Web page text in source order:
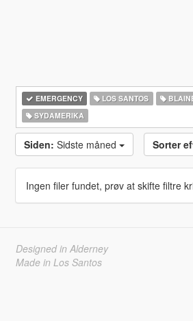
EMERGENCY LOS SANTOS
SYDAMERIKA
Siden: Sidste måned Sorter
Ingen filer fundet, prøv at skifte filtre
Designed in Alderney
Made in Los Santos